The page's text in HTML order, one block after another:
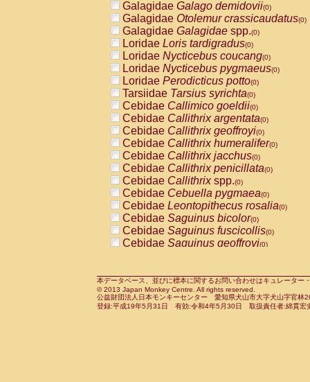
AtelidaeAteles geoffroyi(0)
AtelidaeAteles paniscus(0)
AtelidaeAtelesspp.(0)
Atelidae Lagothrix lagothricha
AtelidaeLagothrix lagothricha cana
PitheciidaeCacajao calvus
PitheciidaeCallicebus cupreus
PitheciidaeCallicebus donacophilus
PitheciidaeCallicebus moloch
PitheciidaeCallicebus torquatus
PitheciidaeCallicebusspp.(0)
PitheciidaeChiropotes satanas(0)
PitheciidaePithecia monachus
PitheciidaePithecia pithecia(0)
CercopithecidaeCercocebus agilis
CercopithecidaeCercocebus
CercopithecidaeCercocebus
CercopithecidaeCercocebus
CercopithecidaeCercocebus
CercopithecidaeCercocebushybrid
CercopithecidaePapio anubis(0)
CercopithecidaePapio cynocephalus
CercopithecidaePapio hamadryas(0)
Galagidae Galago demidovii(0)
Galagidae Otolemur crassicaudatus(0)
Galagidae Galagidae spp.(0)
Loridae Loris tardigradus(0)
Loridae Nycticebus coucang(0)
Loridae Nycticebus pygmaeus(0)
Loridae Perodicticus potto(0)
Tarsiidae Tarsius syrichta(0)
Cebidae Callimico goeldii(0)
Cebidae Callithrix argentata(0)
Cebidae Callithrix geoffroyi(0)
Cebidae Callithrix humeralifer(0)
Cebidae Callithrix jacchus(0)
Cebidae Callithrix penicillata(0)
Cebidae Callithrixspp.(0)
Cebidae Cebuella pygmaea(0)
Cebidae Leontopithecus rosalia(0)
Cebidae Saguinus bicolor(0)
Cebidae Saguinus fuscicollis(0)
Cebidae Saguinus geoffroyi(0)
CebidaeSaguinus leucopus(0)
CebidaeSaguinus midas(0)
Cebidae Saguinus mystax(0)
本データベース、並びに標本に関するお問い合わせはキュレータ
© 2013 Japan Monkey Centre. All rights reserved.
公益財団法人日本モンキーセンター 愛知県犬山市大字犬山字官
登録:平成19年5月31日 有効:令和4年5月30日 取扱責任者:綿貫宏